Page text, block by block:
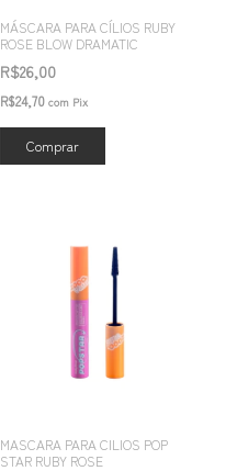
MÁSCARA PARA CÍLIOS RUBY
ROSE BLOW DRAMATIC
R$26,00
R$24,70 com Pix
MASCARA PARA CILIOS POP
STAR RUBY ROSE